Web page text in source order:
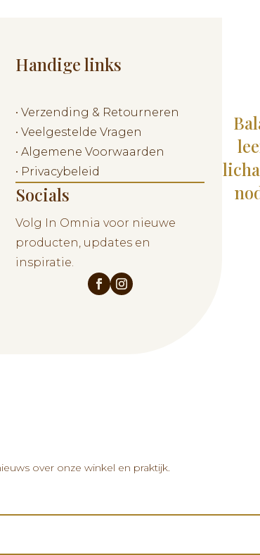
Handige links
•Verzending & Retourneren
•Veelgestelde Vragen
•Algemene Voorwaarden
• Privacybeleid
Socials
Volg In Omnia voor nieuwe
producten, updates en
inspiratie.
over onze winkel en praktijk.